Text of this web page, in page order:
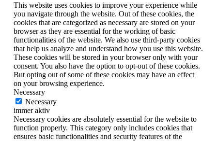
This website uses cookies to improve your experience while
you navigate through the website. Out of these cookies, the
cookies that are categorized as necessary are stored on your
browser as they are essential for the working of basic
functionalities of the website. We also use third-party cookies
that help us analyze and understand how you use this website.
These cookies will be stored in your browser only with your
consent. You also have the option to opt-out of these cookies.
But opting out of some of these cookies may have an effect
on your browsing experience.
Necessary
Necessary
immer aktiv
Necessary cookies are absolutely essential for the website to
function properly. This category only includes cookies that
ensures basic functionalities and security features of the